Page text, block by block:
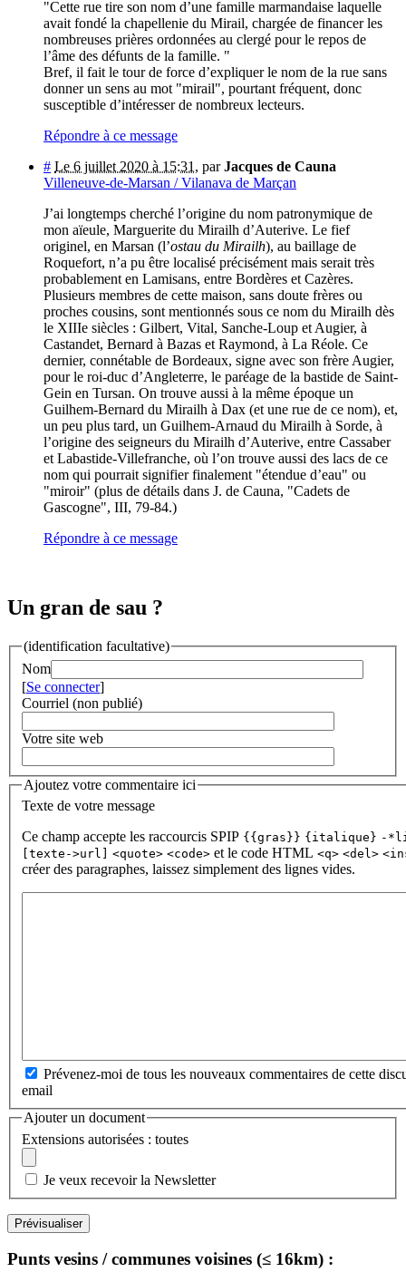
"Cette rue tire son nom d’une famille marmandaise laquelle
avait fondé la chapellenie du Mirail, chargée de financer les
nombreuses prières ordonnées au clergé pour le repos de
l’âme des défunts de la famille. "
Bref, il fait le tour de force d’expliquer le nom de la rue sans
donner un sens au mot "mirail", pourtant fréquent, donc
susceptible d’intéresser de nombreux lecteurs.
Répondre à ce message
# Le 6 juillet 2020 à 15:31 , parJacques de Cauna
Villeneuve-de-Marsan / Vilanava de Marçan
J’ai longtemps cherché l’origine du nom patronymique de
mon aïeule, Marguerite du Mirailh d’Auterive. Le fief
originel, en Marsan (l’ostau du Mirailh), au baillage de
Roquefort, n’a pu être localisé précisément mais serait très
probablement en Lamisans, entre Bordères et Cazères.
Plusieurs membres de cette maison, sans doute frères ou
proches cousins, sont mentionnés sous ce nom du Mirailh dès
le XIIIe siècles : Gilbert, Vital, Sanche-Loup et Augier, à
Castandet, Bernard à Bazas et Raymond, à La Réole. Ce
dernier, connétable de Bordeaux, signe avec son frère Augier,
pour le roi-duc d’Angleterre, le paréage de la bastide de Saint-
Gein en Tursan. On trouve aussi à la même époque un
Guilhem-Bernard du Mirailh à Dax (et une rue de ce nom), et,
un peu plus tard, un Guilhem-Arnaud du Mirailh à Sorde, à
l’origine des seigneurs du Mirailh d’Auterive, entre Cassaber
et Labastide-Villefranche, où l’on trouve aussi des lacs de ce
nom qui pourrait signifier finalement "étendue d’eau" ou
"miroir" (plus de détails dans J. de Cauna, "Cadets de
Gascogne", III, 79-84.)
Répondre à ce message
Un gran de sau ?
(identification facultative)
Nom
[Se connecter]
Courriel (non publié)
Votre site web
Ajoutez votre commentaire ici
Texte de votre message
Ce champ accepte les raccourcis SPIP {{gras}} {italique} -
[texte->url]
<quote> <code> et le code HTML <q> <del>
créer des paragraphes, laissez simplement des lignes vides.
Prévenez-moi de tous les nouveaux commentaires de cette
email
Ajouter un document
Extensions autorisées : toutes
Je veux recevoir la Newsletter
Punts vesins / communes voisines (≤ 16km) :